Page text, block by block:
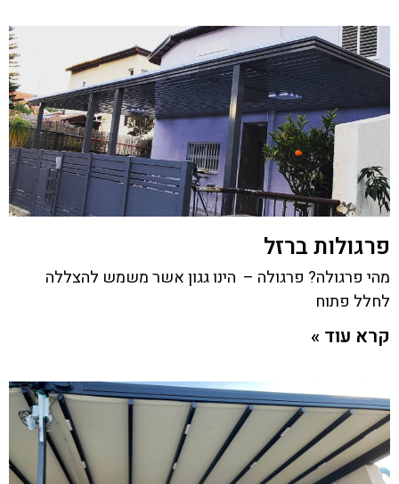
פרגולות ברזל
מהי פרגולה? פרגולה – הינו גגון אשר משמש להצללה
לחלל פתוח
קרא עוד »